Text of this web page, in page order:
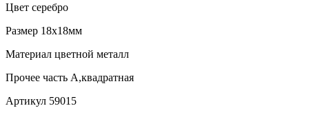
Цвет серебро
Размер 18х18мм
Материал цветной металл
Прочее часть А,квадратная
Артикул 59015